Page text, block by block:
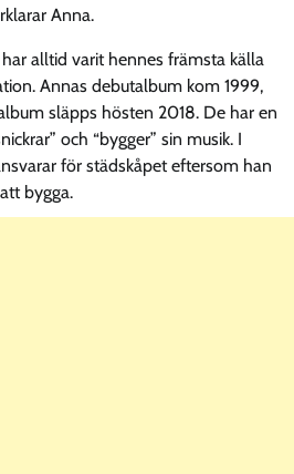
Anna.
alltid varit hennes främsta källa
Annas debutalbum kom 1999,
släpps hösten 2018. De har en
och “bygger” sin musik. I
för städskåpet eftersom han
bygga.